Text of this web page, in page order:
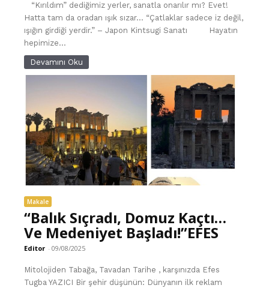
“Kırıldım” dediğimiz yerler, sanatla onarılır mı? Evet!
Hatta tam da oradan ışık sızar… “Çatlaklar sadece iz değil,
ışığın girdiği yerdir.” – Japon Kintsugi Sanatı Hayatın
hepimize...
Devamını Oku
Makale
“Balık Sıçradı, Domuz Kaçtı…
Ve Medeniyet Başladı!”EFES
Editor - 09/08/2025
Mitolojiden Tabağa, Tavadan Tarihe , karşınızda Efes
Tugba YAZICI Bir şehir düşünün: Dünyanın ilk reklam